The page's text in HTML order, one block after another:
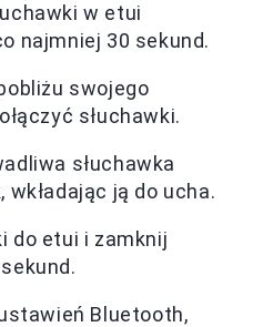
w etui
najmniej 30 sekund.
swojego
słuchawki.
słuchawka
wkładając ją do ucha.
do etui i zamknij
Bluetooth,